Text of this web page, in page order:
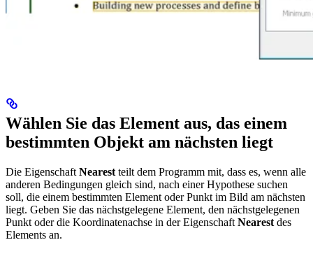
Wählen Sie das Element aus, das einem
bestimmten Objekt am nächsten liegt
Die Eigenschaft Nearest teilt dem Programm mit, dass es, wenn alle
anderen Bedingungen gleich sind, nach einer Hypothese suchen
soll, die einem bestimmten Element oder Punkt im Bild am nächsten
liegt. Geben Sie das nächstgelegene Element, den nächstgelegenen
Punkt oder die Koordinatenachse in der Eigenschaft Nearest des
Elements an.